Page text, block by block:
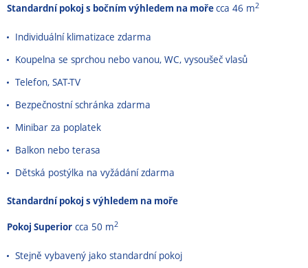
Standardní pokoj s bočním výhledem na mořecca 46 m2
Individuální klimatizace zdarma
Koupelna se sprchou nebo vanou, WC, vysoušeč vlasů
Telefon, SAT-TV
Bezpečnostní schránka zdarma
Minibar za poplatek
Balkon nebo terasa
Dětská postýlka na vyžádání zdarma
Standardní pokoj s výhledem na moře
Pokoj Superior cca 50 m2
Stejně vybavený jako standardní pokoj